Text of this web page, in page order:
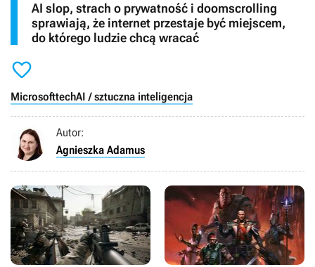
AI slop, strach o prywatność i doomscrolling
sprawiają, że internet przestaje być miejscem,
do którego ludzie chcą wracać

MicrosofttechAI / sztuczna inteligencja
Autor:
Agnieszka Adamus